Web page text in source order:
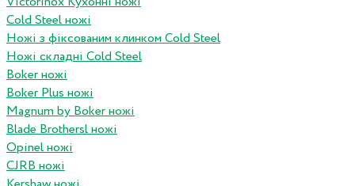
Cold Steel ножі
Ножі з фіксованим клинком Cold Steel
Ножі складні Cold Steel
Boker ножі
Boker Plus ножі
Magnum by Boker ножі
Blade Brothersl ножі
Opinel ножі
CJRB ножі